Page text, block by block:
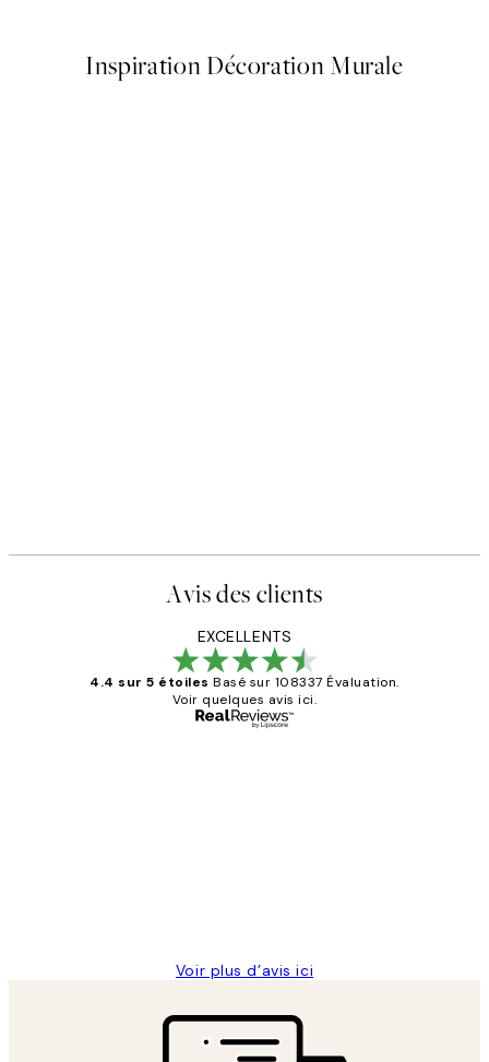
Inspiration Décoration Murale
Avis des clients
EXCELLENTS
4.4 sur 5 étoiles Basé sur 108337 Évaluation.
Voir quelques avis ici.
Voir plus d’avis ici